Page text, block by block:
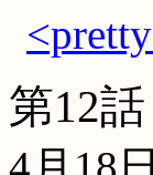
第12